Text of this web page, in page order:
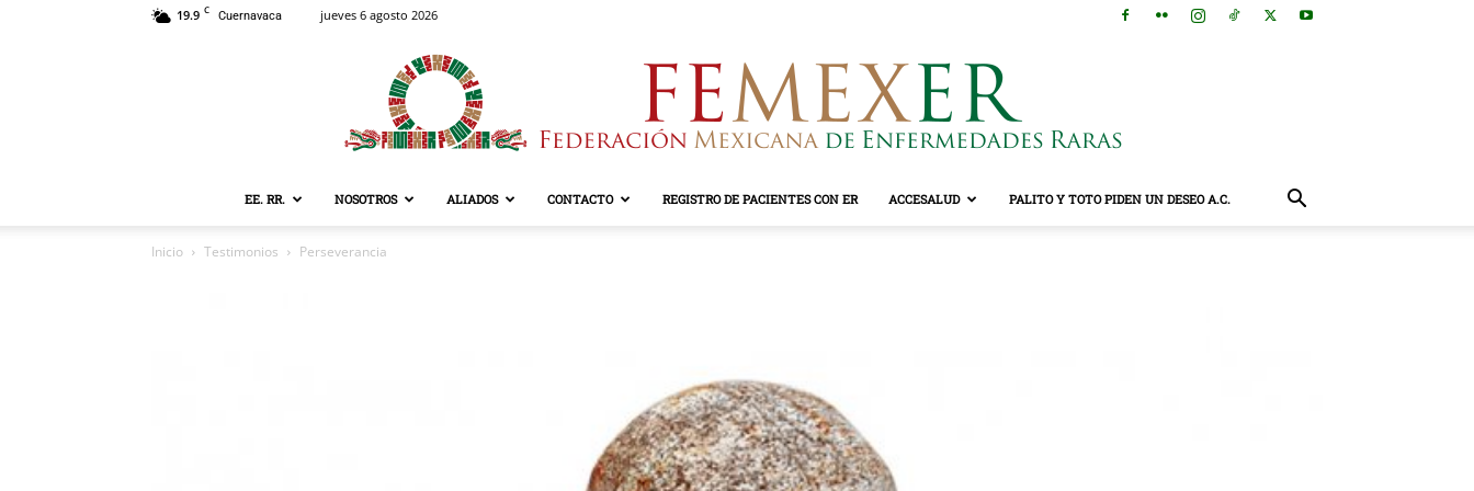
19.9 C Cuernavaca jueves 6 agosto 2026
EE. RR. NOSOTROS ALIADOS CONTACTO REGISTRO DE PACIENTES CON ER ACCESALUD PALITO Y TOTO PIDEN UN DESEO A.C.
Inicio Testimonios Perseverancia